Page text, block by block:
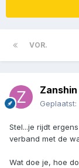
VOR.
Zanshin
Geplaatst:
Stel...je rijdt
verband met de
Wat doe je, hoe